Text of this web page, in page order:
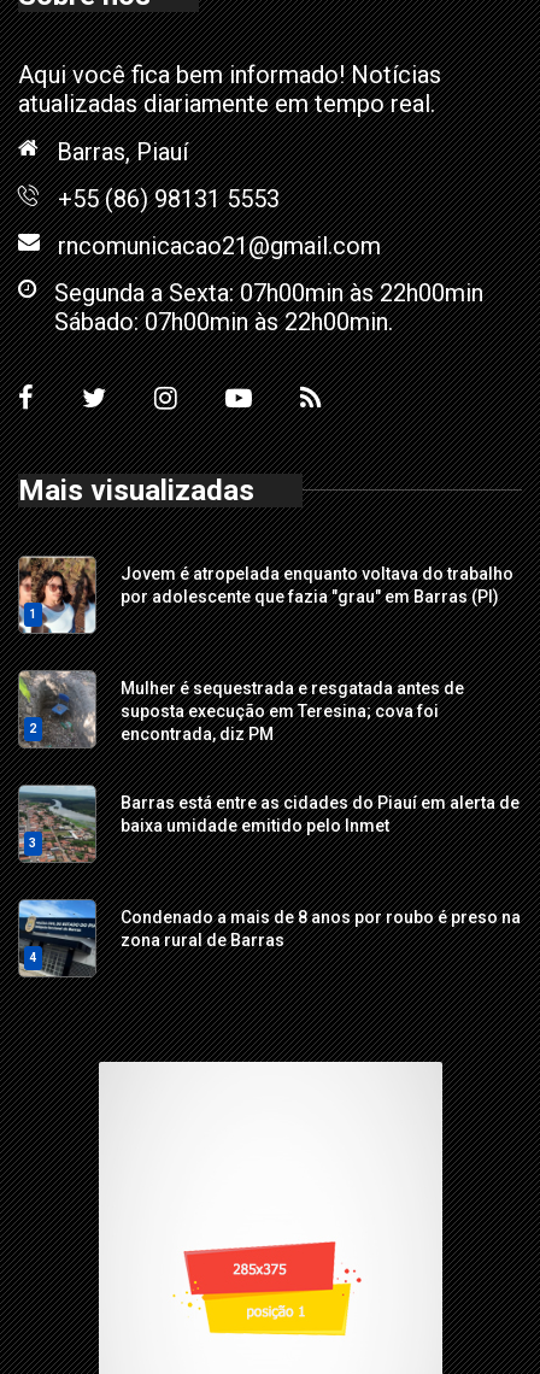
Aqui você fica bem informado! Notícias
atualizadas diariamente em tempo real.
Barras, Piauí
+55 (86) 98131 5553
rncomunicacao21@gmail.com
Segunda a Sexta: 07h00min às 22h00min
Sábado: 07h00min às 22h00min.
Mais visualizadas
1
Jovem é atropelada enquanto voltava do trabalho
por adolescente que fazia "grau" em Barras (PI)
2
Mulher é sequestrada e resgatada antes de
suposta execução em Teresina; cova foi
encontrada, diz PM
3
Barras está entre as cidades do Piauí em alerta de
baixa umidade emitido pelo Inmet
4
Condenado a mais de 8 anos por roubo é preso na
zona rural de Barras